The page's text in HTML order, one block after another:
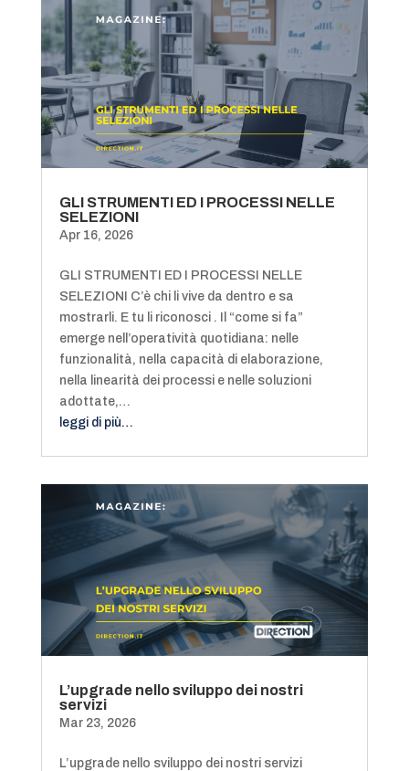
GLI STRUMENTI ED I PROCESSI NELLE
SELEZIONI
Apr 16, 2026
GLI STRUMENTI ED I PROCESSI NELLE
SELEZIONI C’è chi li vive da dentro e sa
mostrarli. E tu li riconosci . Il “come si fa”
emerge nell’operatività quotidiana: nelle
funzionalità, nella capacità di elaborazione,
nella linearità dei processi e nelle soluzioni
adottate,…
leggi di più…
L’upgrade nello sviluppo dei nostri
servizi
Mar 23, 2026
L’upgrade nello sviluppo dei nostri servizi